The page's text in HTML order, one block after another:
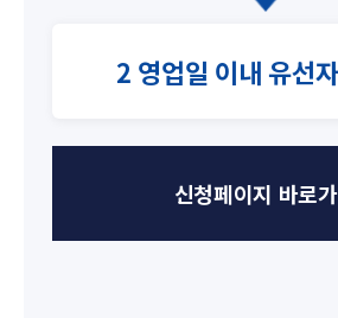
2 영업일 이내 유선
신청페이지 바로